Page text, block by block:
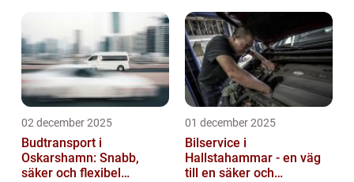
02 december 2025
Budtransport i
Oskarshamn: Snabb,
säker och flexibel
01 december 2025
Bilservice i
Hallstahammar - en väg
till en säker och